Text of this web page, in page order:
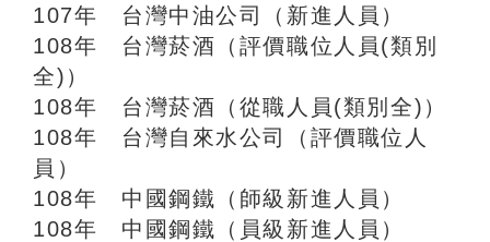
107年 台灣中油公司（新進人員）
108年 台灣菸酒（評價職位人員(類別
全)）
108年 台灣菸酒（從職人員(類別全)）
108年 台灣自來水公司（評價職位人
員）
108年 中國鋼鐵（師級新進人員）
108年 中國鋼鐵（員級新進人員）